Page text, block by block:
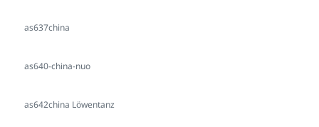
as637china
as640-china-nuo
as642china Löwentanz